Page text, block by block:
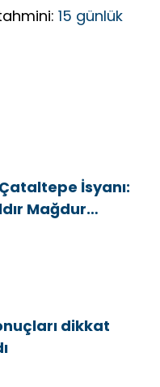
15 günlük
Çataltepe İsyanı:
Mağdur
dikkat